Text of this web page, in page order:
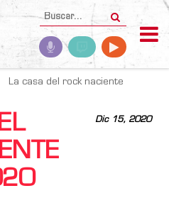
La casa del rock naciente
Dic 15, 2020